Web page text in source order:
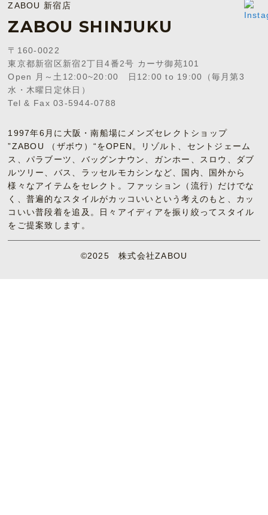
ZABOU 新宿店
ZABOU SHINJUKU
〒160-0022
東京都新宿区新宿2丁目4番2号 カーサ御苑101
Open 月～土12:00~20:00 日12:00 to 19:00（毎月第3
水・木曜日定休日）
Tel & Fax 03-5944-0788
1997年6月に大阪・南船場にメンズセレクトショップ
”ZABOU （ザボウ）“をOPEN。リゾルト、セントジェーム
ス、パラブーツ、バッグンナウン、ガンホー、スロウ、ダブ
ルツリー、バス、ラッセルモカシンなど、国内、国外から
様々なアイテムをセレクト。ファッション（流行）だけでな
く、普遍的なスタイルがカッコいいという考えのもと、カッ
コいい普段着を追及。日々アイディアを振り絞ってスタイル
をご提案致します。
©2025 株式会社ZABOU